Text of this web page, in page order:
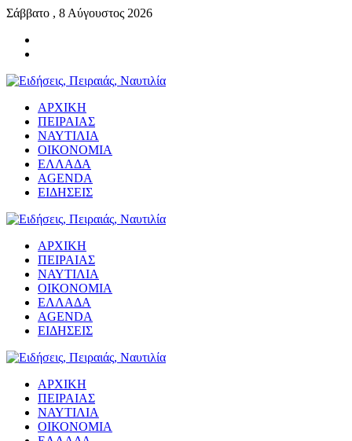
Σάββατο , 8 Αύγουστος 2026
ΑΡΧΙΚΗ
ΠΕΙΡΑΙΑΣ
ΝΑΥΤΙΛΙΑ
ΟΙΚΟΝΟΜΙΑ
ΕΛΛΑΔΑ
AGENDA
ΕΙΔΗΣΕΙΣ
ΑΡΧΙΚΗ
ΠΕΙΡΑΙΑΣ
ΝΑΥΤΙΛΙΑ
ΟΙΚΟΝΟΜΙΑ
ΕΛΛΑΔΑ
AGENDA
ΕΙΔΗΣΕΙΣ
ΑΡΧΙΚΗ
ΠΕΙΡΑΙΑΣ
ΝΑΥΤΙΛΙΑ
ΟΙΚΟΝΟΜΙΑ